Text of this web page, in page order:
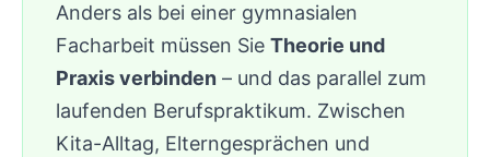
Anders als bei einer gymnasialen
Facharbeit müssen Sie Theorie und
Praxis verbinden – und das parallel zum
laufenden Berufspraktikum. Zwischen
Kita-Alltag, Elterngesprächen und